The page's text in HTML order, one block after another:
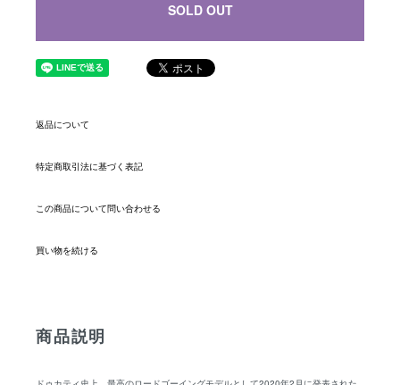
SOLD OUT
返品について
特定商取引法に基づく表記
この商品について問い合わせる
買い物を続ける
商品説明